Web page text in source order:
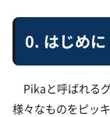
0. はじめ
Pikaと呼ばれる
様々なものをピッ